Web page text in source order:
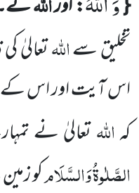
تخلیق سےاللّٰہتعالیٰ
اس آیت اور اس کے
کہاللّٰہتعالیٰ نے
الصَّلٰوۃُوَالسَّلَامکو